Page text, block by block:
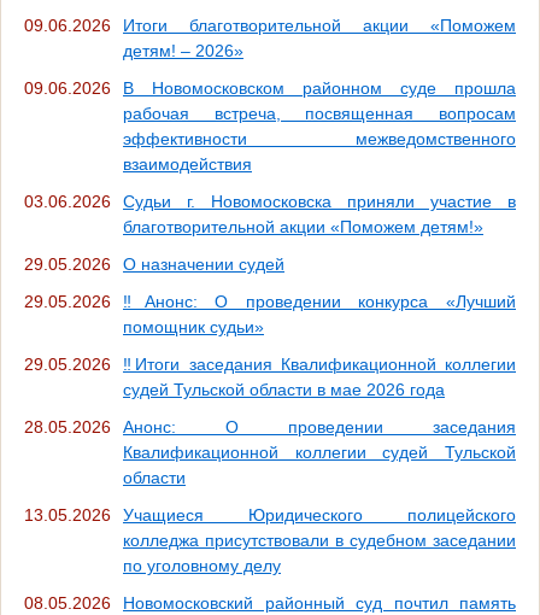
09.06.2026
Итоги благотворительной акции «Поможем
детям! – 2026»
09.06.2026
В Новомосковском районном суде прошла
рабочая встреча, посвященная вопросам
эффективности межведомственного
взаимодействия
03.06.2026
Судьи г. Новомосковска приняли участие в
благотворительной акции «Поможем детям!»
29.05.2026
О назначении судей
29.05.2026
‼Анонс: О проведении конкурса «Лучший
помощник судьи»
29.05.2026
‼Итоги заседания Квалификационной коллегии
судей Тульской области в мае 2026 года
28.05.2026
Анонс: О проведении заседания
Квалификационной коллегии судей Тульской
области
13.05.2026
Учащиеся Юридического полицейского
колледжа присутствовали в судебном заседании
по уголовному делу
08.05.2026
Новомосковский районный суд почтил память